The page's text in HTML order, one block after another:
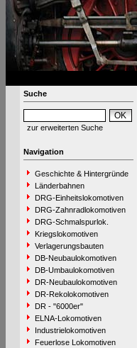
Suche
zur erweiterten Suche
Navigation
Geschichte & Hintergründe
Länderbahnen
DRG-Einheitslokomotiven
DRG-Zahnradlokomotiven
DRG-Schmalspurlok.
Kriegslokomotiven
Verlagerungsbauten
DB-Neubaulokomotiven
DB-Umbaulokomotiven
DR-Neubaulokomotiven
DR-Rekolokomotiven
DR - "6000er"
ELNA-Lokomotiven
Industrielokomotiven
Feuerlose Lokomotiven